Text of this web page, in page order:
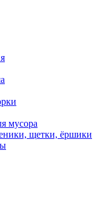
мусора
щетки, ёршики